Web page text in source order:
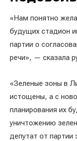
«Нам понятно
будущих стадион
партии о
речи», — сказала
«Зеленые зоны в
истощены, а с
планирования их
уничтожению
депутат от партии